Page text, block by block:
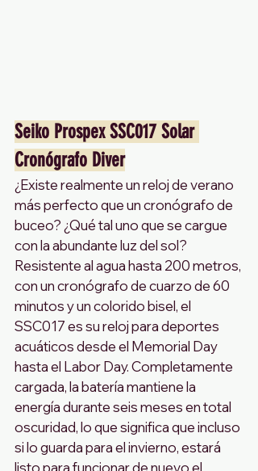
Seiko Prospex SSC017 Solar
Cronógrafo Diver
¿Existe realmente un reloj de verano
más perfecto que un cronógrafo de
buceo? ¿Qué tal uno que se cargue
con la abundante luz del sol?
Resistente al agua hasta 200 metros,
con un cronógrafo de cuarzo de 60
minutos y un colorido bisel, el
SSC017 es su reloj para deportes
acuáticos desde el Memorial Day
hasta el Labor Day. Completamente
cargada, la batería mantiene la
energía durante seis meses en total
oscuridad, lo que significa que incluso
si lo guarda para el invierno, estará
listo para funcionar de nuevo el